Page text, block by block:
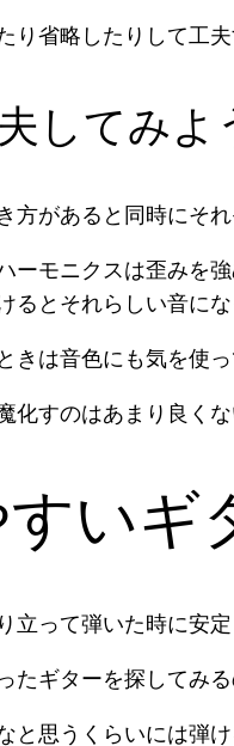
り省略したりして工
してみよ
方があると同時にそ
ーモニクスは歪みを
るとそれらしい音にな
きは音色にも気を使
化すのはあまり良く
いギ
立って弾いた時に安
たギターを探してみ
と思うくらいには弾